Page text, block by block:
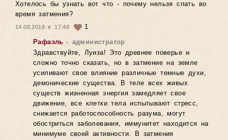
Хотелось бы узнать вот что - почему нельзя спать во
время затмения?
14.08.2018 в 17:48
1
Рафаэль - администратор
Здравствуйте, Луиза! Это древнее поверье и
сложно точно сказать, но в затмение на земле
усиливают свое влияние различные темные духи,
демонические существа. В теле всех живых
существ жизненная энергия замедляет свое
движение, все клетки тела испытывают стресс,
снижается работоспособность разума, могут
обостриться заболевания, иммунитет находится на
минимуме своей активности. В затмения